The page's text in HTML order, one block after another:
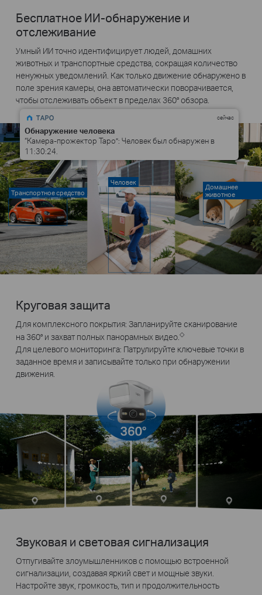
Бесплатное ИИ-обнаружение и
отслеживание
Умный ИИ точно идентифицирует людей, домашних
животных и транспортные средства, сокращая количество
ненужных уведомлений. Как только движение обнаружено в
поле зрения камеры, она автоматически поворачивается,
чтобы отслеживать объект в пределах 360° обзора.
Транспортное средство
Человек
Домашнее
животное
сейчас
Обнаружение человека
“Камера-прожектор Tapo”: Человек был обнаружен в
11:30:24.
Круговая защита
Для комплексного покрытия: Запланируйте сканирование
на 360° и захват полных панорамных видео. ◇
Для целевого мониторинга: Патрулируйте ключевые точки в
заданное время и записывайте только при обнаружении
движения.
Звуковая и световая сигнализация
Отпугивайте злоумышленников с помощью встроенной
сигнализации, создавая яркий свет и мощные звуки.
Настройте звук, громкость, тип и продолжительность